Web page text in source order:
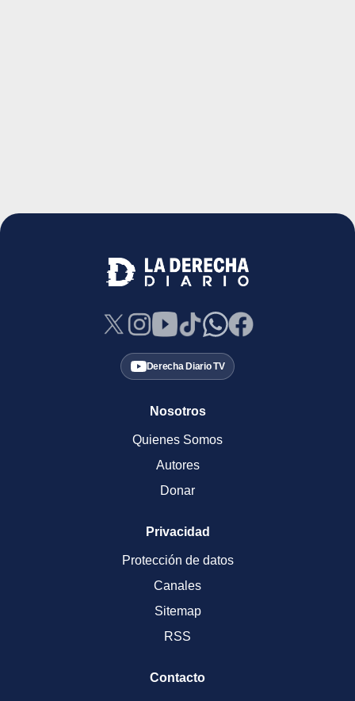
Derecha Diario TV
Nosotros
Quienes Somos
Autores
Donar
Privacidad
Protección de datos
Canales
Sitemap
RSS
Contacto